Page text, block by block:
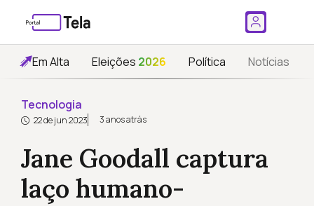
Em Alta Eleições 2026 Política Notícias
Tecnologia
22 de jun 2023 3 anos atrás
Jane Goodall captura
laço humano-